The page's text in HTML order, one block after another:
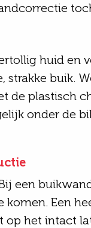
huid en
buik.
plastisch
onder de
een
Een
het intact